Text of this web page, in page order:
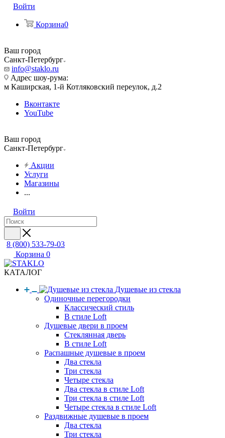
Войти
Корзина0
Ваш город
Санкт-Петербург
info@staklo.ru
Адрес шоу-рума:
м Каширская, 1-й Котляковский переулок, д.2
Вконтакте
YouTube
Ваш город
Санкт-Петербург
Акции
Услуги
Магазины
...
Войти
8 (800) 533-79-03
Корзина 0
КАТАЛОГ
Душевые из стекла
Одиночные перегородки
Классический стиль
В стиле Loft
Душевые двери в проем
Стеклянная дверь
В стиле Loft
Распашные душевые в проем
Два стекла
Три стекла
Четыре стекла
Два стекла в стиле Loft
Три стекла в стиле Loft
Четыре стекла в стиле Loft
Раздвижные душевые в проем
Два стекла
Три стекла